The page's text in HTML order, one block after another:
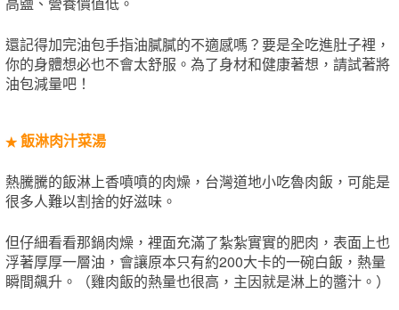
還記得加完油包手指油膩膩的不適感嗎？要是全吃進肚子裡，
你的身體想必也不會太舒服。為了身材和健康著想，請試著將
油包減量吧！
★ 飯淋肉汁菜湯
熱騰騰的飯淋上香噴噴的肉燥，台灣道地小吃魯肉飯，可能是
很多人難以割捨的好滋味。
但仔細看看那鍋肉燥，裡面充滿了紮紮實實的肥肉，表面上也
浮著厚厚一層油，會讓原本只有約200大卡的一碗白飯，熱量
瞬間飆升。（雞肉飯的熱量也很高，主因就是淋上的醬汁。）